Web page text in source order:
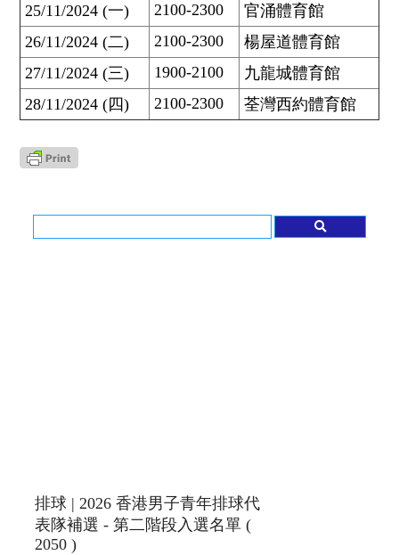
25/11/2024 (一)
2100-2300
官涌體育館
26/11/2024 (二)
2100-2300
楊屋道體育館
27/11/2024 (三)
1900-2100
九龍城體育館
28/11/2024 (四)
2100-2300 荃灣西約體育館
排球 | 2026 香港男子青年排球代
表隊補選 - 第二階段入選名單 (
2050 )